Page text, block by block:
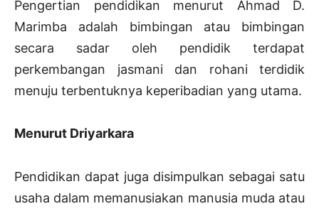
Pengertian pendidikan menurut Ahmad D.
Marimba adalah bimbingan atau bimbingan
secara sadar oleh pendidik terdapat
perkembangan jasmani dan rohani terdidik
menuju terbentuknya keperibadian yang utama.
Menurut Driyarkara
Pendidikan dapat juga disimpulkan sebagai satu
usaha dalam memanusiakan manusia muda atau